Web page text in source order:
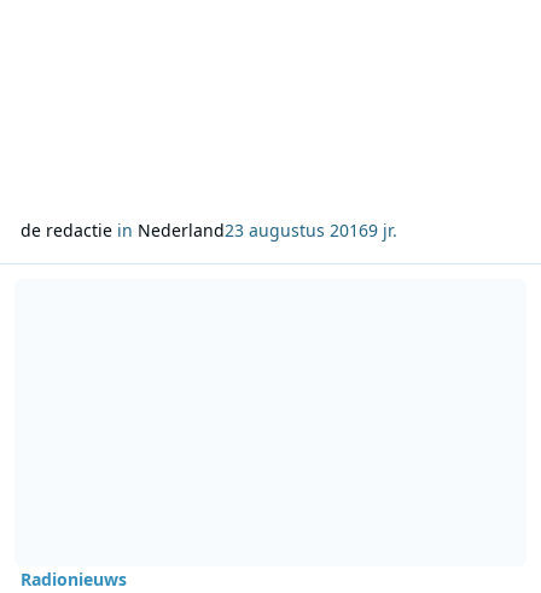
de redactiein Nederland23 augustus 20169 jr.
Radionieuws